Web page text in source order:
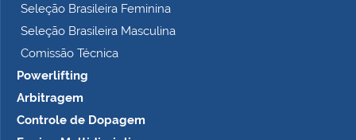
Seleção Brasileira Feminina
Seleção Brasileira Masculina
Comissão Técnica
Powerlifting
Arbitragem
Controle de Dopagem